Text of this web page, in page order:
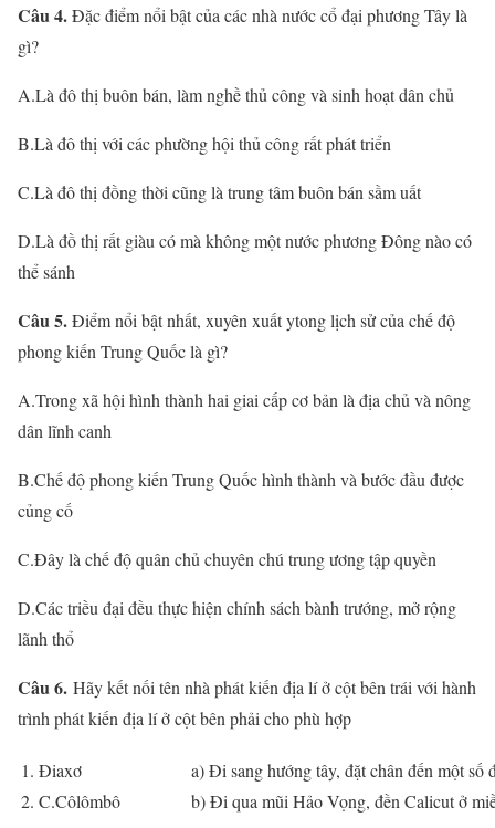
Câu 4.Đặc điểm nổi bật của các nhà nước cổ đại phương Tây là
gì?
A.Là đô thị buôn bán, làm nghề thủ công và sinh hoạt dân chủ
B.Là đô thị với các phường hội thủ công rất phát triển
C.Là đô thị đồng thời cũng là trung tâm buôn bán sầm uất
D.Là đồ thị rất giàu có mà không một nước phương Đông nào có
thể sánh
Câu 5.Điểm nổi bật nhất, xuyên xuất ytong lịch sử của chế độ
phong kiến Trung Quốc là gì?
A.Trong xã hội hình thành hai giai cấp cơ bản là địa chủ và nông
dân lĩnh canh
B.Chế độ phong kiến Trung Quốc hình thành và bước đầu được
củng cố
C.Đây là chế độ quân chủ chuyên chú trung ương tập quyền
D.Các triều đại đều thực hiện chính sách bành trướng, mở rộng
lãnh thổ
Câu 6. Hãy kết nối tên nhà phát kiến địa lí ở cột bên trái với hành
trình phát kiến địa lí ở cột bên phải cho phù hợp
1. Điaxơ
2. C.Côlômbô
a) Đi sang hướng tây, đặt chân đến một
b) Đi qua mũi Hảo Vọng, đền Calicut ở